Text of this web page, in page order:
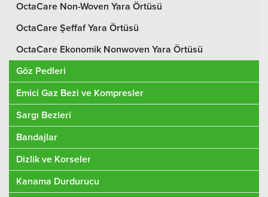
OctaCare Non-Woven Yara Örtüsü
OctaCare Şeffaf Yara Örtüsü
OctaCare Ekonomik Nonwoven Yara Örtüsü
Göz Pedleri
Emici Gaz Bezi ve Kompresler
Sargı Bezleri
Bandajlar
Dizlik ve Korseler
Kanama Durdurucu